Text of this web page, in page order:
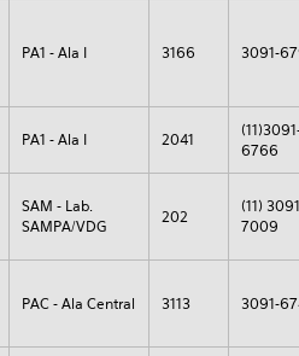
PA1 - Ala I 3166 3091-
PA1 - Ala I 2041
6766
SAM - Lab.
SAMPA/VDG
202
(11)
7009
PAC - Ala Central 3113 3091-